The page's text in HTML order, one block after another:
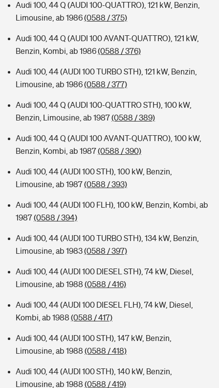
Audi 100, 44 Q (AUDI 100-QUATTRO), 121 kW, Benzin,
Limousine, ab 1986(0588 / 375)
Audi 100, 44 Q (AUDI 100 AVANT-QUATTRO), 121 kW,
Benzin, Kombi, ab 1986(0588 / 376)
Audi 100, 44 (AUDI 100 TURBO STH), 121 kW, Benzin,
Limousine, ab 1986(0588 / 377)
Audi 100, 44 Q (AUDI 100-QUATTRO STH), 100 kW,
Benzin, Limousine, ab 1987(0588 / 389)
Audi 100, 44 Q (AUDI 100 AVANT-QUATTRO), 100 kW,
Benzin, Kombi, ab 1987(0588 / 390)
Audi 100, 44 (AUDI 100 STH), 100 kW, Benzin,
Limousine, ab 1987(0588 / 393)
Audi 100, 44 (AUDI 100 FLH), 100 kW, Benzin, Kombi, ab
1987(0588 / 394)
Audi 100, 44 (AUDI 100 TURBO STH), 134 kW, Benzin,
Limousine, ab 1983(0588 / 397)
Audi 100, 44 (AUDI 100 DIESEL STH), 74 kW, Diesel,
Limousine, ab 1988 (0588 / 416)
Audi 100, 44 (AUDI 100 DIESEL FLH), 74 kW, Diesel,
Kombi, ab 1988 (0588 / 417)
Audi 100, 44 (AUDI 100 STH), 147 kW, Benzin,
Limousine, ab 1988 (0588 / 418)
Audi 100, 44 (AUDI 100 STH), 140 kW, Benzin,
Limousine, ab 1988 (0588 / 419)